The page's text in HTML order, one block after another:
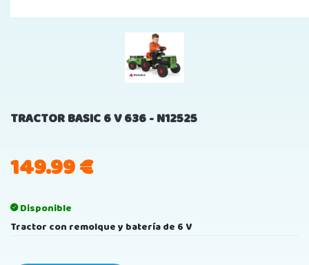
TRACTOR BASIC 6 V 636 - N12525
149.99€
Disponible
Tractor con remolque y batería de 6 V